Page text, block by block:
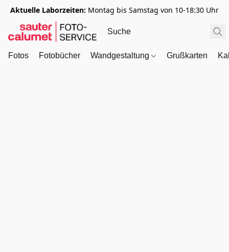
Aktuelle Laborzeiten: Montag bis Samstag von 10-18:30 Uhr
Fotos Fotobücher Wandgestaltung Grußkarten